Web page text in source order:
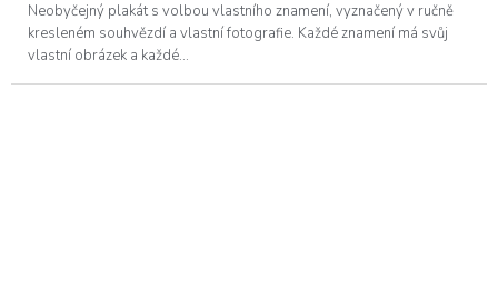
Neobyčejný plakát s volbou vlastního znamení, vyznačený v ručně
kresleném souhvězdí a vlastní fotografie. Každé znamení má svůj
vlastní obrázek a každé...